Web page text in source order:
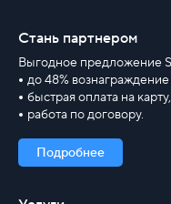
Стань партнером
Выгодное предложение
до 48%
быстрая оплата на карту,
работа по договору.
Подробнее